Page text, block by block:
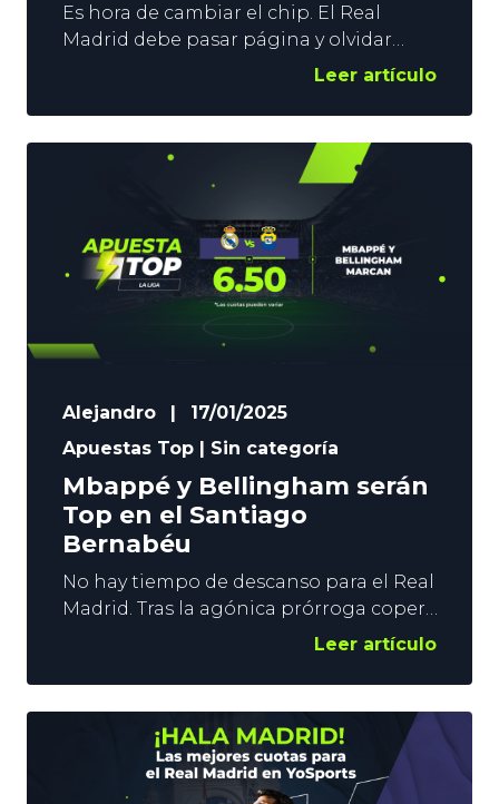
Es hora de cambiar el chip. El Real
Madrid debe pasar página y olvidar
LaLiga para centrarse en la Repesca de
Final está en juego. YoSports apuesta
por una noche mágica en el Bernabéu,
y su Super Apuesta Top lo corrobora.
Leer artículo
Alejandro |
17/01/2025
Apuestas Top | Sin categoría
Mbappé y Bellingham serán
Top en el Santiago
Bernabéu
No hay tiempo de descanso para el Real
Madrid. Tras la agónica prórroga copera
del jueves, llega la UD Las Palmas en
Santiago Bernabéu que ya dio un toque
de atención a su equipo y a su
entrenador. No lo decimos nosotros. Lo
reconoció el mismo Carlo Ancelotti. La
Leer artículo